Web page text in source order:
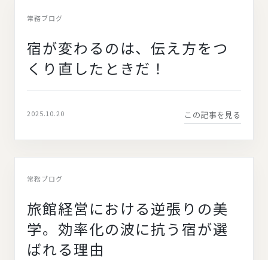
常務ブログ
宿が変わるのは、伝え方をつ
くり直したときだ！
2025.10.20 この記事を見る
常務ブログ
旅館経営における逆張りの美
学。効率化の波に抗う宿が選
ばれる理由